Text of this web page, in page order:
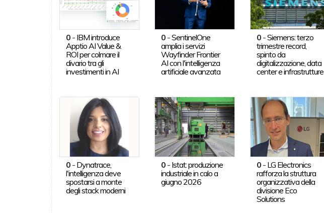
0- IBM introduce
Apptio AI Value &
ROI per colmare il
divario tra gli
investimenti in AI
0 -SentinelOne
amplia i servizi
Wayfinder Frontier
AI con l'intelligenza
artificiale avanzata
0-Siemens: terzo
trimestre record,
spinto da
digitalizzazione, data
center e infrastrutture
0- Dynatrace,
l'intelligenza deve
spostarsi a monte
degli stack moderni
0 - Istat: produzione
industriale in calo a
giugno 2026
0- LG Electronics
rafforza la struttura
organizzativa della
divisione Eco
Solutions